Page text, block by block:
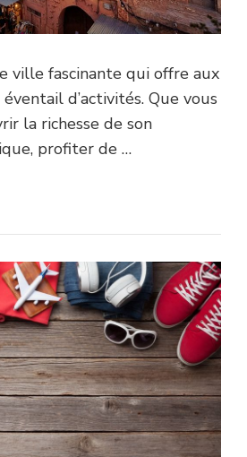
ville fascinante qui offre aux
d’activités. Que vous
la richesse de son
profiter de …